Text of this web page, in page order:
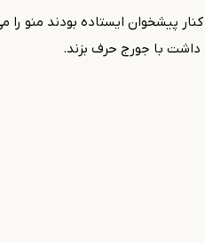
پیشخوان ایستاده بودند منو را
داشت با جورج حرف بزند.